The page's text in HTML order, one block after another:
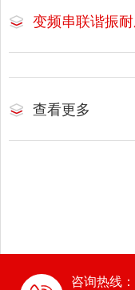
变频串联谐振
查看更多
咨询热线：